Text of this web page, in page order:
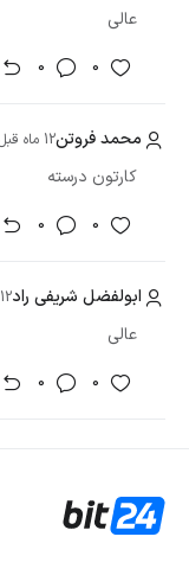
عالی
0
0
محمد فروتن12 ماه قبل
کارتون درسته
0
0
ابولفضل شریفی راد12 ماه قبل
عالی
0
0